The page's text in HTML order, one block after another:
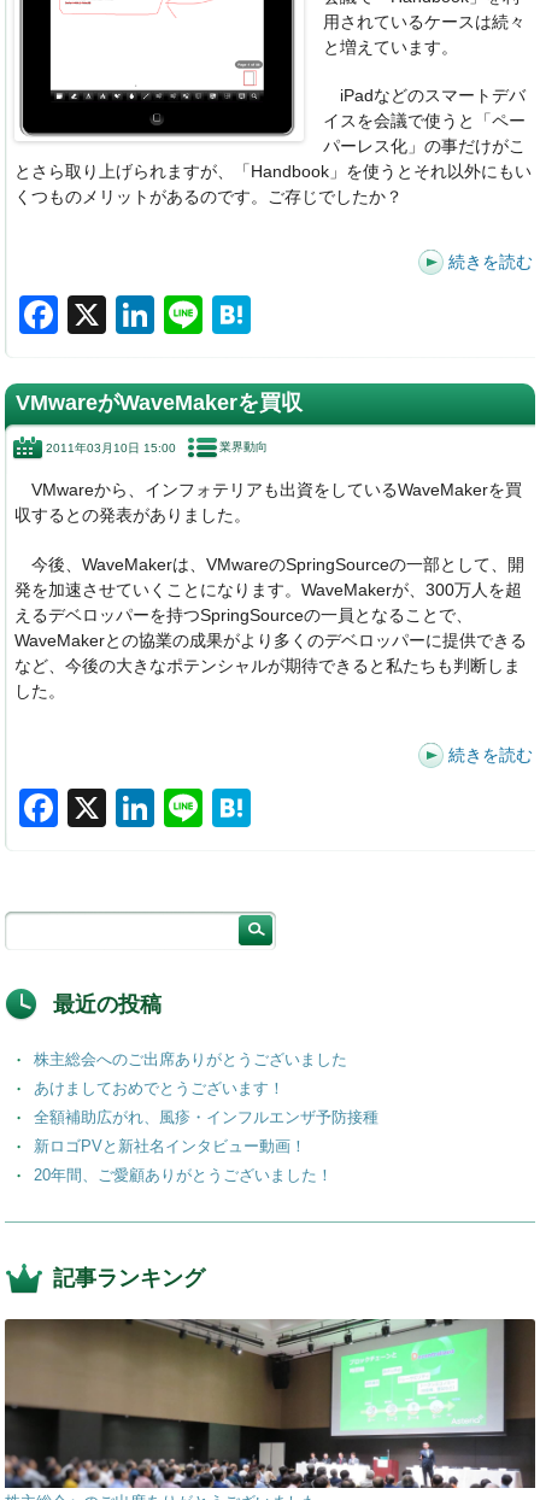
用されているケースは続々
と増えています。
iPadなどのスマートデバ
イスを会議で使うと「ペー
パーレス化」の事だけがこ
とさら取り上げられますが、「Handbook」を使うとそれ以外にもい
くつものメリットがあるのです。ご存じでしたか？
続きを読む
F
c
e
o
o
k
X
Li
k
e
n
Li
e
e
n
VMwareがWaveMakerを買収
2011年03月10日 15:00 業界動向
VMwareから、インフォテリアも出資をしているWaveMakerを買
収するとの発表がありました。
今後、WaveMakerは、VMwareのSpringSourceの一部として、開
発を加速させていくことになります。WaveMakerが、300万人を超
えるデベロッパーを持つSpringSourceの一員となることで、
WaveMakerとの協業の成果がより多くのデベロッパーに提供できる
など、今後の大きなポテンシャルが期待できると私たちも判断しま
した。
続きを読む
F
e
o
o
k
X
Li
e
n
Li
n
最近の投稿
株主総会へのご出席ありがとうございました
あけましておめでとうございます！
全額補助広がれ、風疹・インフルエンザ予防接種
新ロゴPVと新社名インタビュー動画！
20年間、ご愛顧ありがとうございました！
記事ランキング